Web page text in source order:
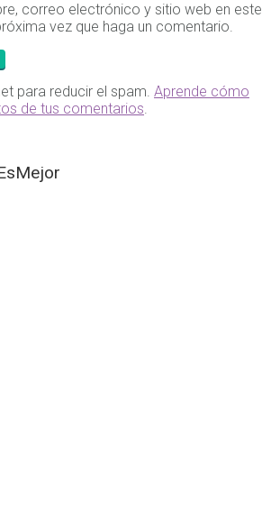
correo electrónico y sitio web en este
vez que haga un comentario.
para reducir el spam. Aprende cómo
de tus comentarios